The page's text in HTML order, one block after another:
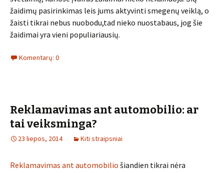
žaidimų pasirinkimas leis jums aktyvinti smegenų veiklą, o
žaisti tikrai nebus nuobodu,tad nieko nuostabaus, jog šie
žaidimai yra vieni populiariausių.
Komentarų: 0
Reklamavimas ant automobilio: ar
tai veiksminga?
23 liepos, 2014 Kiti straipsniai
Reklamavimas ant automobilio šiandien tikrai nėra